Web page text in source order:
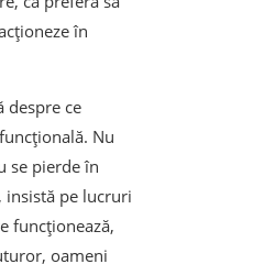
în
despre ce
Nu
se pierde în
insistă pe lucruri
funcționează,
oameni